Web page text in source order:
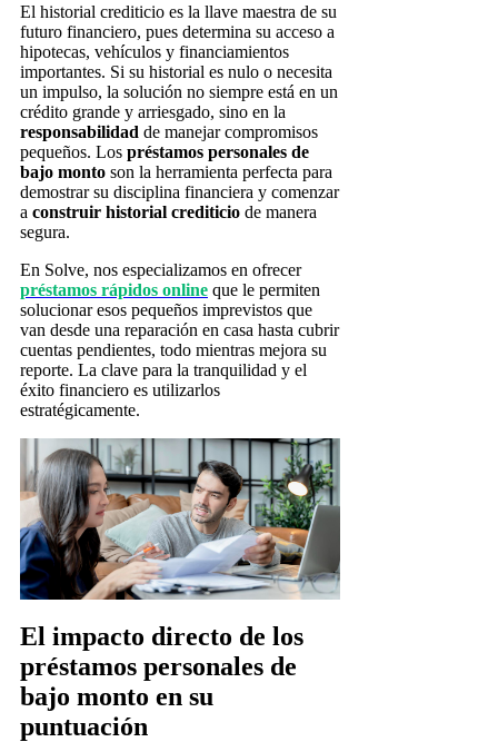
El historial crediticio es la llave maestra de su
futuro financiero, pues determina su acceso a
hipotecas, vehículos y financiamientos
importantes. Si su historial es nulo o necesita
un impulso, la solución no siempre está en un
crédito grande y arriesgado, sino en la
responsabilidad de manejar compromisos
pequeños. Los préstamos personales de
bajo monto son la herramienta perfecta para
demostrar su disciplina financiera y comenzar
a construir historial crediticio de manera
segura.
En Solve, nos especializamos en ofrecer
préstamos rápidos online que le permiten
solucionar esos pequeños imprevistos que
van desde una reparación en casa hasta cubrir
cuentas pendientes, todo mientras mejora su
reporte. La clave para la tranquilidad y el
éxito financiero es utilizarlos
estratégicamente.
El impacto directo de los
préstamos personales de
bajo monto en su
puntuación